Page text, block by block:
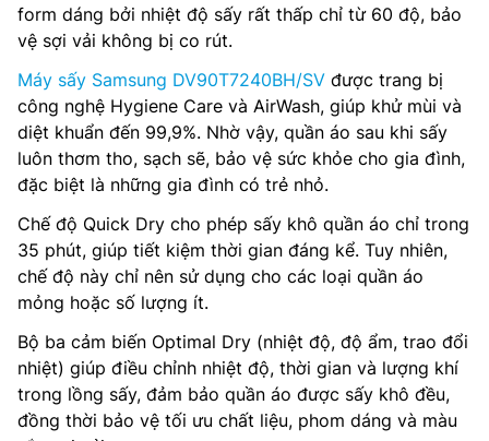
form dáng bởi nhiệt độ sấy rất thấp chỉ từ 60 độ, bảo
vệ sợi vải không bị co rút.
Máy sấy Samsung DV90T7240BH/SV được trang bị
công nghệ Hygiene Care và AirWash, giúp khử mùi và
diệt khuẩn đến 99,9%. Nhờ vậy, quần áo sau khi sấy
luôn thơm tho, sạch sẽ, bảo vệ sức khỏe cho gia đình,
đặc biệt là những gia đình có trẻ nhỏ.
Chế độ Quick Dry cho phép sấy khô quần áo chỉ trong
35 phút, giúp tiết kiệm thời gian đáng kể. Tuy nhiên,
chế độ này chỉ nên sử dụng cho các loại quần áo
mỏng hoặc số lượng ít.
Bộ ba cảm biến Optimal Dry (nhiệt độ, độ ẩm, trao đổi
nhiệt) giúp điều chỉnh nhiệt độ, thời gian và lượng khí
trong lồng sấy, đảm bảo quần áo được sấy khô đều,
đồng thời bảo vệ tối ưu chất liệu, phom dáng và màu